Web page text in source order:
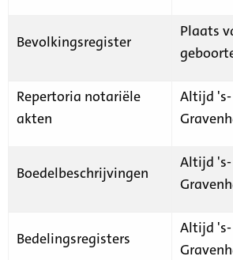
Bevolkingsregister
Plaats
Repertoria notariële
akten
Altijd 's-
Boedelbeschrijvingen
Altijd 's-
Bedelingsregisters
Altijd 's-